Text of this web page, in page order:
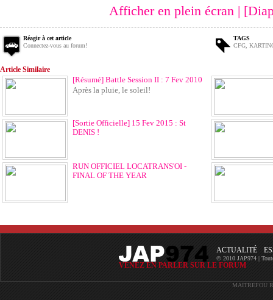
Afficher en plein écran |
Réagir à cet article
Connectez-vous au forum!
TAGS
CFG,
Article Similaire
[Résumé] Battle Session II : 7 Fev 2010
Après la pluie, le soleil!
[Sortie Officielle] 15 Fev 2015 : St
DENIS !
RUN OFFICIEL LOCATRANS'OI -
FINAL OF THE YEAR
ACTUALITÉ
© 2010 JAP974 |
VENEZ EN PARLER SUR LE FORUM
MAITREFOU